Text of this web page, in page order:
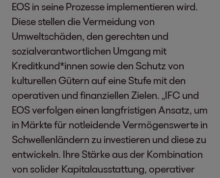
EOS in seine Prozesse implementieren wird.
Diese stellen die Vermeidung von
Umweltschäden, den gerechten und
sozialverantwortlichen Umgang mit
Kreditkund*innen sowie den Schutz von
kulturellen Gütern auf eine Stufe mit den
operativen und finanziellen Zielen. „IFC und
EOS verfolgen einen langfristigen Ansatz, um
in Märkte für notleidende Vermögenswerte in
Schwellenländern zu investieren und diese zu
entwickeln. Ihre Stärke aus der Kombination
von solider Kapitalausstattung, operativer